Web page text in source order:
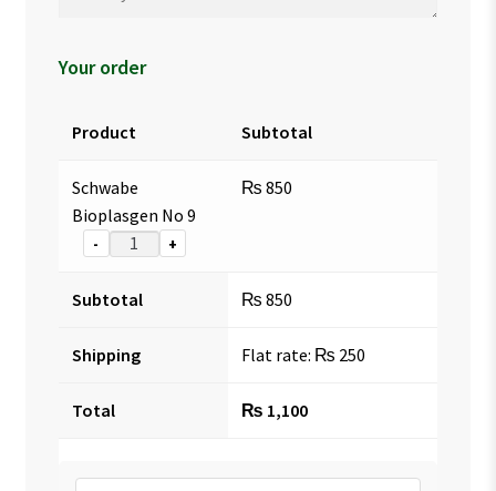
Your order
Product Subtotal
Schwabe
Bioplasgen No 9
- +
₨ 850
Subtotal ₨ 850
Shipping Flat rate: ₨ 250
Total ₨ 1,100